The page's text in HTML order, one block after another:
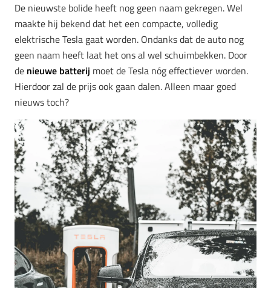
De nieuwste bolide heeft nog geen naam gekregen. Wel
maakte hij bekend dat het een compacte, volledig
elektrische Tesla gaat worden. Ondanks dat de auto nog
geen naam heeft laat het ons al wel schuimbekken. Door
de nieuwe batterij moet de Tesla nóg effectiever worden.
Hierdoor zal de prijs ook gaan dalen. Alleen maar goed
nieuws toch?